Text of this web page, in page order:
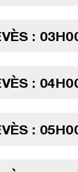
:
:
: